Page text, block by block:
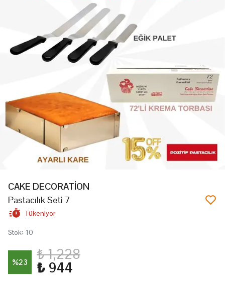
CAKE DECORATİON
Pastacılık Seti 7
Tükeniyor
Stok: 10
%23 ₺ 1,228
₺ 944